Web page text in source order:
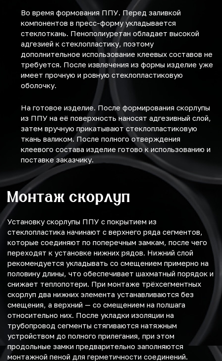
Во время формования ППУ. Перед заливкой
компонентов в пресс-форму укладывается
стеклоткань. Пенополиуретан обладает высокой
адгезией к стеклопластику, поэтому
дополнительное использование клеевых составов не
требуется. После извлечения из формы изделие уже
имеет прочную и ровную стеклопластиковую
оболочку.
На готовое изделие. После формирования скорлупы
из ППУ на её поверхность наносят адгезивный слой,
затем вручную прикатывают стеклопластиковую
ткань валиком. После полного отверждения
клеевого состава изделие готово к использованию и
поставке заказчику.
Монтаж скорлуп
Установку скорлупы ППУ с покрытием из
стеклопластика начинают с верхнего ряда сегментов,
которые соединяют по поперечным замкам, после чего
переходят к установке нижних рядов. Нижний слой
рекомендуется укладывать со смещением примерно на
половину длины, что обеспечивает шахматный порядок и
снижает теплопотери. При монтаже трёхсегментных
скорлуп два нижних элемента устанавливаются без
смещения, а верхний — со смещением на полшага
относительно них. После укладки изоляции на
трубопровод сегменты стягиваются натяжным
устройством до полного прилегания, при этом
продольные замки предварительно заполняются
монтажной пеной для герметичности соединений.